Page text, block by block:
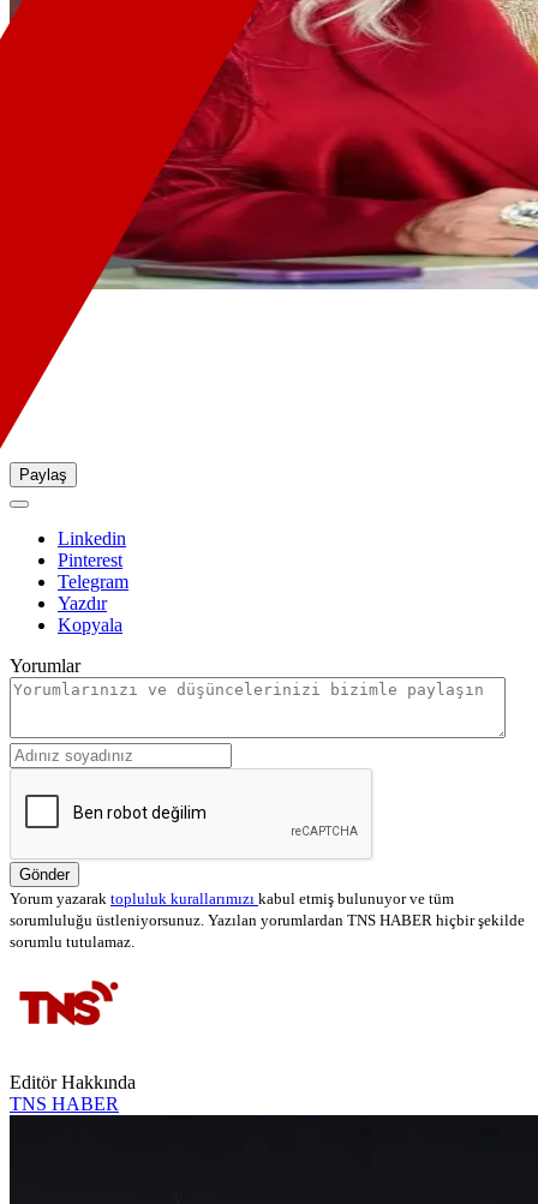
Paylaş
Linkedin
Pinterest
Telegram
Yazdır
Kopyala
Yorumlar
Gönder
Yorum yazarak topluluk kurallarımızı kabul etmiş bulunuyor ve tüm
sorumluluğu üstleniyorsunuz. Yazılan yorumlardan TNS HABER hiçbir şekilde
sorumlu tutulamaz.
Editör Hakkında
TNS HABER